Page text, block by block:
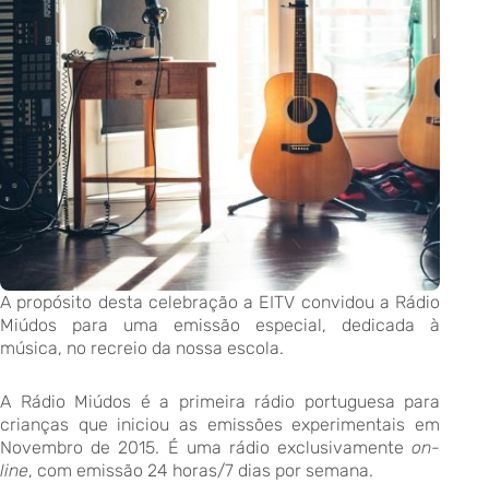
A propósito desta celebração a EITV convidou a Rádio
Miúdos para uma emissão especial, dedicada à
música, no recreio da nossa escola.
A Rádio Miúdos é a primeira rádio portuguesa para
crianças que iniciou as emissões experimentais em
Novembro de 2015. É uma rádio exclusivamenteon-
line, com emissão 24 horas/7 dias por semana.